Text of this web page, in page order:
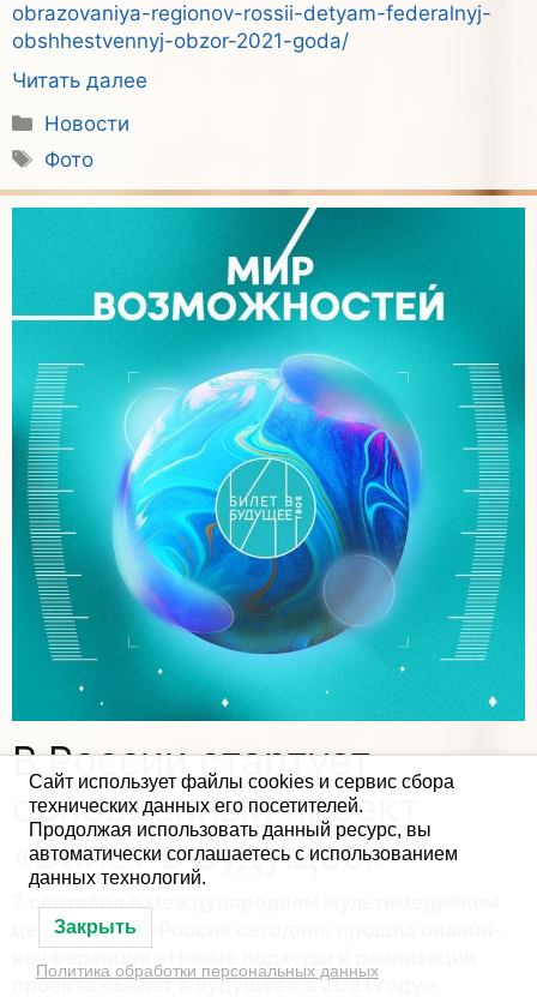
obrazovaniya-regionov-rossii-detyam-federalnyj-
obshhestvennyj-obzor-2021-goda/
Читать далее
Рубрики
Новости
Метки
Фото
В России стартует
обновленный проект
«Билет в будущее»
7 сентября в международном мультимедийном
центре МИА «Россия сегодня» прошла онлайн-
проекта «Билет в будущее» в 2021 году».
Сайт использует файлы cookies и сервис сбора
технических данных его посетителей.
Продолжая использовать данный ресурс, вы
автоматически соглашаетесь с использованием
данных технологий.
Закрыть
Политика обработки персональных данных